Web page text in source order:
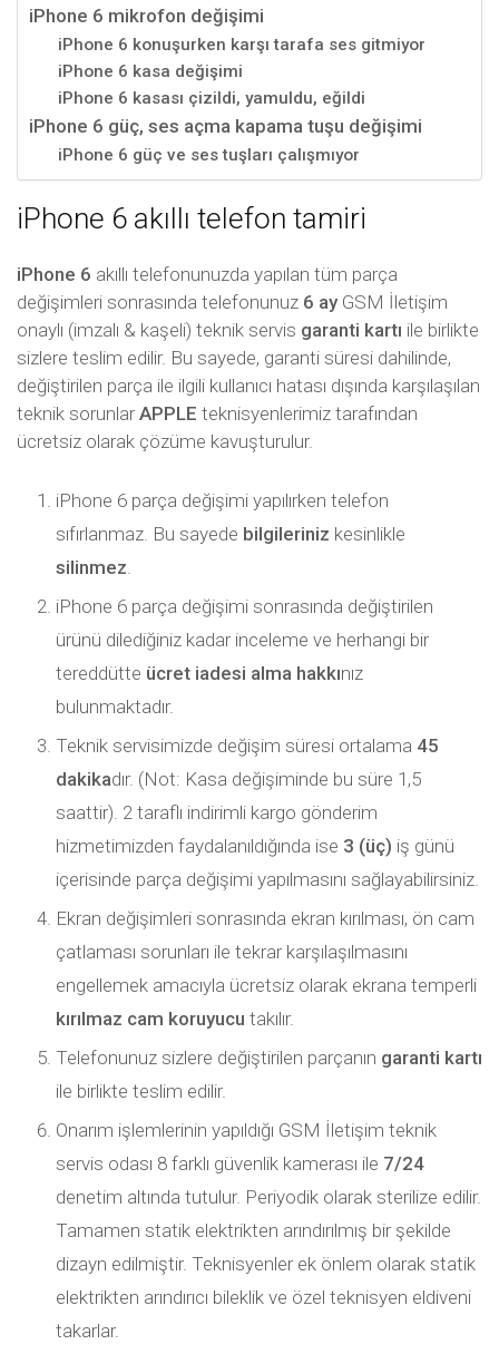
iPhone 6 mikrofon değişimi
iPhone 6 konuşurken karşı tarafa ses gitmiyor
iPhone 6 kasa değişimi
iPhone 6 kasası çizildi, yamuldu, eğildi
iPhone 6 güç, ses açma kapama tuşu değişimi
iPhone 6 güç ve ses tuşları çalışmıyor
iPhone 6 akıllı telefon tamiri
iPhone 6 akıllı telefonunuzda yapılan tüm parça
değişimleri sonrasında telefonunuz 6 ayGSM İletişim
onaylı (imzalı & kaşeli) teknik servis garanti kartı ile birlikte
sizlere teslim edilir. Bu sayede, garanti süresi dahilinde,
değiştirilen parça ile ilgili kullanıcı hatası dışında karşılaşılan
teknik sorunlarAPPLE teknisyenlerimiz tarafından
ücretsiz olarak çözüme kavuşturulur.
iPhone 6 parça değişimi yapılırken telefon
sıfırlanmaz. Bu sayede bilgileriniz kesinlikle
silinmez.
iPhone 6 parça değişimi sonrasında değiştirilen
ürünü dilediğiniz kadar inceleme ve herhangi bir
tereddütte ücret iadesi alma hakkınız
bulunmaktadır.
Teknik servisimizde değişim süresi ortalama 45
dakikadır. (Not: Kasa değişiminde bu süre 1,5
saattir). 2 taraflı indirimli kargo gönderim
hizmetimizden faydalanıldığında ise 3 (üç) iş günü
içerisinde parça değişimi yapılmasını sağlayabilirsiniz.
Ekran değişimleri sonrasında ekran kırılması, ön cam
çatlaması sorunları ile tekrar karşılaşılmasını
engellemek amacıyla ücretsiz olarak ekrana temperli
kırılmaz cam koruyucu takılır.
Telefonunuz sizlere değiştirilen parçanın garanti kartı
ile birlikte teslim edilir.
Onarım işlemlerinin yapıldığı GSM İletişim teknik
servis odası 8 farklı güvenlik kamerası ile 7/24
denetim altında tutulur. Periyodik olarak sterilize edilir.
Tamamen statik elektrikten arındırılmış bir şekilde
dizayn edilmiştir. Teknisyenler ek önlem olarak statik
elektrikten arındırıcı bileklik ve özel teknisyen eldiveni
takarlar.